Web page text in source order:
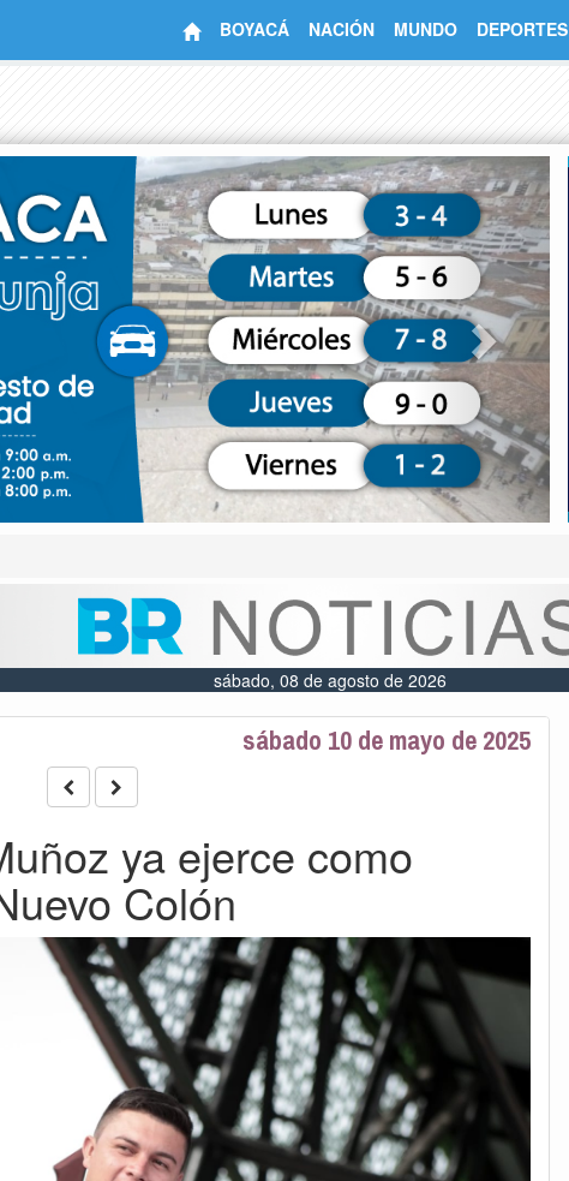
BOYACÁ NACIÓN MUNDO DEPORTES
Next
sábado, 08 de agosto de 2026
sábado 10 de mayo de 2025
ya ejerce como
Colón